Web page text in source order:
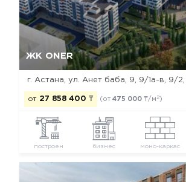
ЖК ONER
г. Астана, ул. Анет баба, 9, 9/1а-в, 9/
от 27 858 400 ₸ (от 475 000 ₸/м 2)
построен бизнес моно-каркас
Да, удалить Отмена